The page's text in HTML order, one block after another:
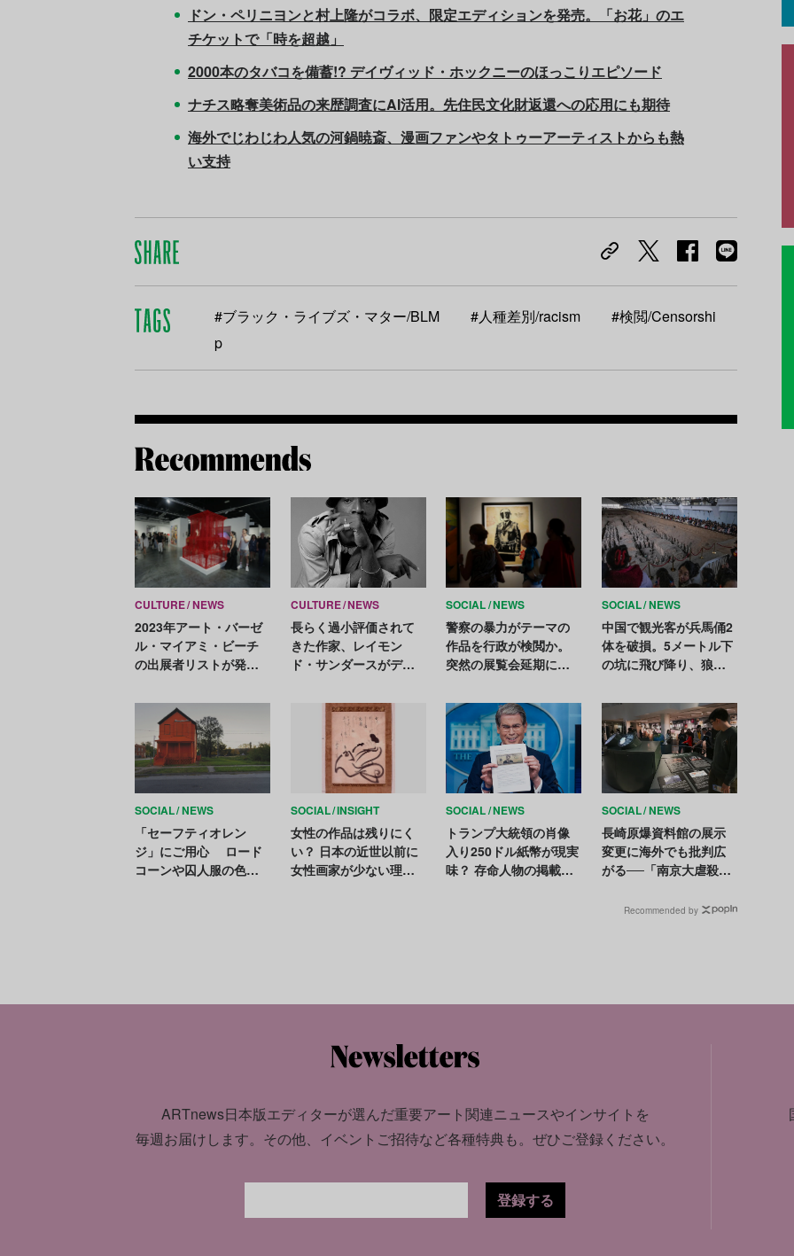
ドン・ペリニヨンと村上隆がコラボ、限定エディションを発売。「お花」のエ
チケットで「時を超越」
2000本のタバコを備蓄!? デイヴィッド・ホックニーのほっこりエピソード
ナチス略奪美術品の来歴調査にAI活用。先住民文化財返還への応用にも期待
海外でじわじわ人気の河鍋暁斎、漫画ファンやタトゥーアーティストからも熱
い支持
#ブラック・ライブズ・マター/BLM #人種差別/racism
#検閲/Censorshi
p
CULTURE NEWS
2023年アート・バーゼ
ル・マイアミ・ビーチ
の出展者リストが発
カ、スカイ・ザ・バス
ハウスが参加
CULTURE NEWS
長らく過小評価されて
きた作家、レイモン
ド・サンダースがデイ
ーに移籍
SOCIAL NEWS
警察の暴力がテーマの
作品を行政が検閲か。
突然の展覧会延期に非
SOCIAL NEWS
中国で観光客が兵馬俑2
体を破損。5メートル下
の坑に飛び降り、狼藉
SOCIAL NEWS
「セーフティオレン
ジ」にご用心 ロード
コーンや囚人服の色か
SOCIAL INSIGHT
女性の作品は残りにく
い？ 日本の近世以前に
女性画家が少ない理由
SOCIAL NEWS
トランプ大統領の肖像
入り250ドル紙幣が現実
味？ 存命人物の掲載を
SOCIAL NEWS
長崎原爆資料館の展示
変更に海外でも批判広
がる──「南京大虐殺」
Recommended by
ARTnews日本版エディターが選んだ重要アート関連ニュースやインサイトを
毎週お届けします。 その他、イベントご招待など各種特典も。 ぜひご登録ください。
登録する